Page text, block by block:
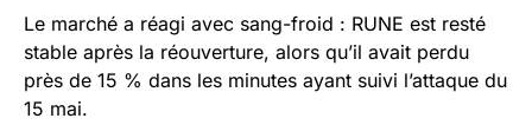
Le marché a réagi avec sang-froid : RUNE est resté
stable après la réouverture, alors qu’il avait perdu
près de 15 % dans les minutes ayant suivi l’attaque du
15 mai.